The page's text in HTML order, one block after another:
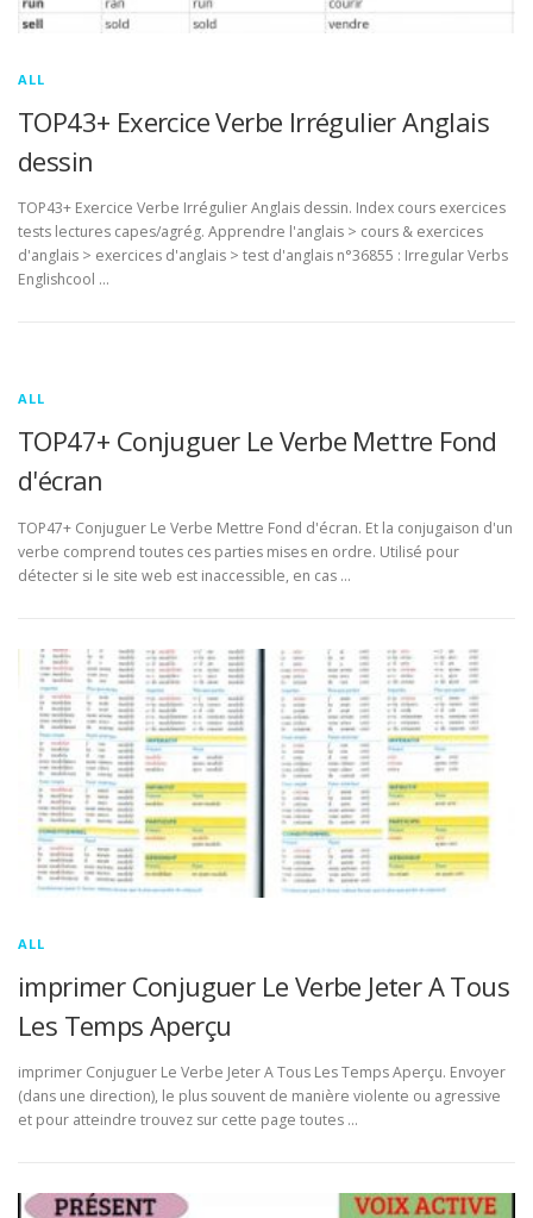
ALL
TOP43+ Exercice Verbe Irrégulier Anglais
dessin
TOP43+ Exercice Verbe Irrégulier Anglais dessin. Index cours exercices
tests lectures capes/agrég. Apprendre l'anglais > cours & exercices
d'anglais > exercices d'anglais > test d'anglais n°36855 : Irregular Verbs
Englishcool …
ALL
TOP47+ Conjuguer Le Verbe Mettre Fond
d'écran
TOP47+ Conjuguer Le Verbe Mettre Fond d'écran. Et la conjugaison d'un
verbe comprend toutes ces parties mises en ordre. Utilisé pour
détecter si le site web est inaccessible, en cas …
ALL
imprimer Conjuguer Le Verbe Jeter A Tous
Les Temps Aperçu
imprimer Conjuguer Le Verbe Jeter A Tous Les Temps Aperçu. Envoyer
(dans une direction), le plus souvent de manière violente ou agressive
et pour atteindre trouvez sur cette page toutes …